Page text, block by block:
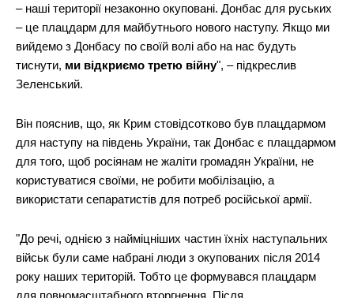
– наші території незаконно окуповані. Донбас для руських
– це плацдарм для майбутнього нового наступу. Якщо ми
вийдемо з Донбасу по своїй волі або на нас будуть
тиснути, ми відкриємо третю війну", – підкреслив
Зеленський.
Він пояснив, що, як Крим стовідсотково був плацдармом
для наступу на південь України, так Донбас є плацдармом
для того, щоб росіянам не жаліти громадян України, не
користуватися своїми, не робити мобілізацію, а
використати сепаратистів для потреб російської армії.
"До речі, однією з найміцніших частин їхніх наступальних
військ були саме набрані люди з окупованих після 2014
року наших територій. Тобто це формувався плацдарм
для повномасштабного вторгнення. Після